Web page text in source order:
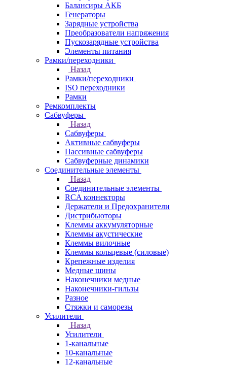
Балансиры АКБ
Генераторы
Зарядные устройства
Преобразователи напряжения
Пускозарядные устройства
Элементы питания
Рамки/переходники
Назад
Рамки/переходники
ISO переходники
Рамки
Ремкомплекты
Сабвуферы
Назад
Сабвуферы
Активные сабвуферы
Пассивные сабвуферы
Сабвуферные динамики
Соединительные элементы
Назад
Соединительные элементы
RCA коннекторы
Держатели и Предохранители
Дистрибьюторы
Клеммы аккумуляторные
Клеммы акустические
Клеммы вилочные
Клеммы кольцевые (силовые)
Крепежные изделия
Медные шины
Наконечники медные
Наконечники-гильзы
Разное
Стяжки и саморезы
Усилители
Назад
Усилители
1-канальные
10-канальные
12-канальные